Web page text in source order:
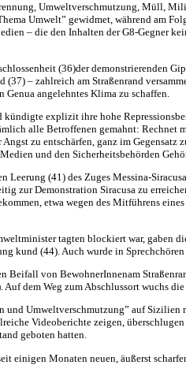
Umweltverschmutzung, Müll,
Umwelt” gewidmet, während am
– die den Inhalten der G8-Gegner
(36)der demonstrierenden
– zahlreich am Straßenrand
angelehntes Klima zu schaffen.
explizit ihre hohe
alle Betroffenen gemahnt:
zu entschärfen, ganz im
und den Sicherheitsbehörden
(41) des Zuges Messina-
zur Demonstration Siracusa zu
etwa wegen des Mitführens
tagten blockiert war, gaben
kund (44). Auch wurde in
von BewohnerInnenam
dem Weg zum Abschlussort wuchs
Umweltverschmutzung” auf
Videoberichte zeigen,
geboten hatten.
Monaten neuen, äußerst